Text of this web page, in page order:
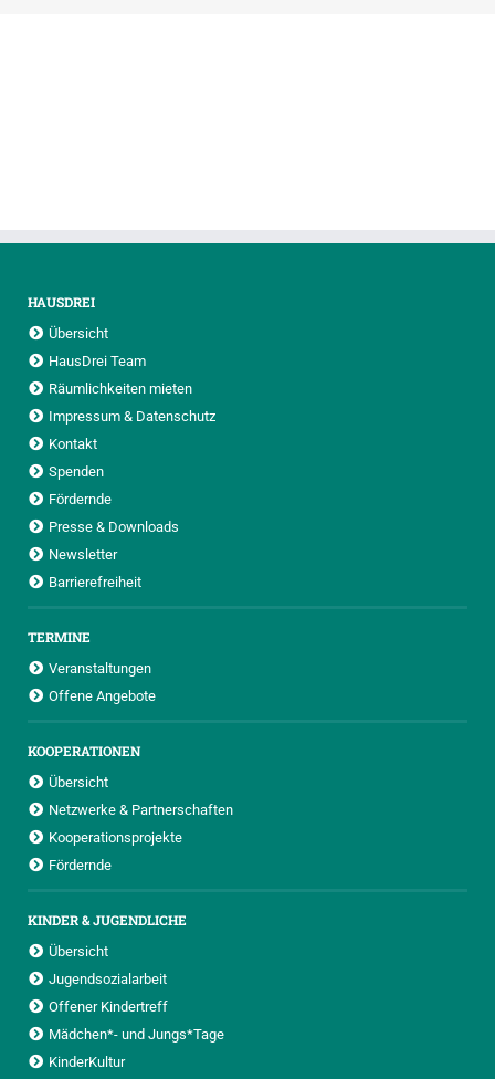
HAUSDREI
Übersicht
HausDrei Team
Räumlichkeiten mieten
Impressum & Datenschutz
Kontakt
Spenden
Fördernde
Presse & Downloads
Newsletter
Barrierefreiheit
TERMINE
Veranstaltungen
Offene Angebote
KOOPERATIONEN
Übersicht
Netzwerke & Partnerschaften
Kooperationsprojekte
Fördernde
KINDER & JUGENDLICHE
Übersicht
Jugendsozialarbeit
Offener Kindertreff
Mädchen*- und Jungs*Tage
KinderKultur